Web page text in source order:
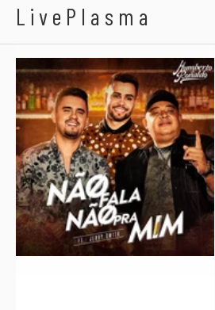
LivePlasma
Humberto & Ronaldo